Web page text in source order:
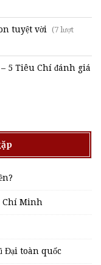
tuyệt vời (7 lượt
5 Tiêu Chí đánh giá
Chí Minh
Đại toàn quốc